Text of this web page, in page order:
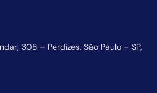
308 – Perdizes, São Paulo – SP,